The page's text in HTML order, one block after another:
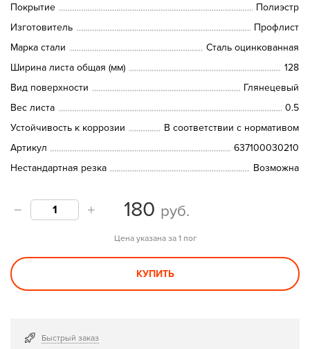
Покрытие
Полиэстр
Изготовитель
Профлист
Марка стали
Сталь оцинкованная
Ширина листа общая (мм)
128
Вид поверхности
Глянецевый
Вес листа
0.5
Устойчивость к коррозии
В соответствии с нормативом
Артикул
637100030210
Нестандартная резка
Возможна
180 руб.
Цена указана за 1 пог
КУПИТЬ
Быстрый заказ